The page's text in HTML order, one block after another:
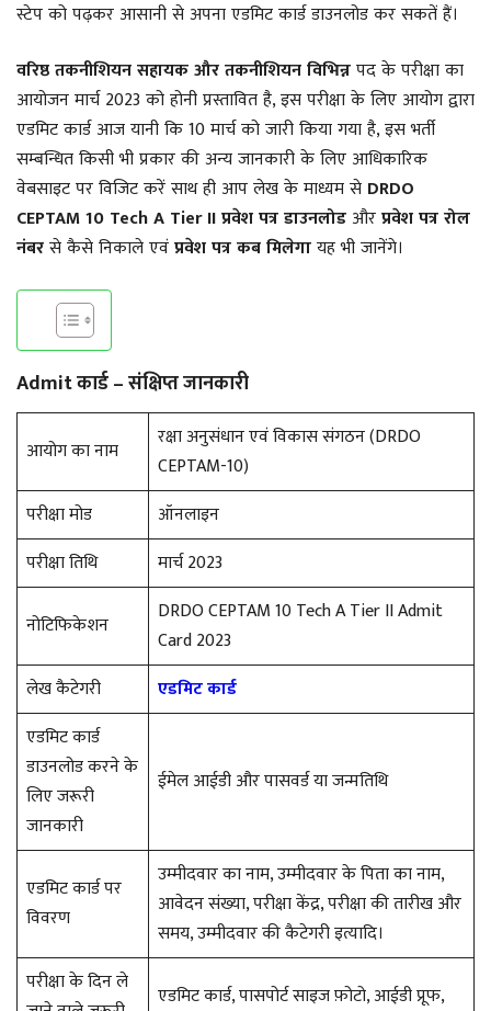
स्टेप को पढ़कर आसानी से अपना एडमिट कार्ड डाउनलोड कर सकतें हैं।
वरिष्ठ तकनीशियन सहायक और तकनीशियन विभिन्नपद के परीक्षा का
आयोजन मार्च 2023 को होनी प्रस्तावित है, इस परीक्षा के लिए आयोग द्वारा
एडमिट कार्ड आज यानी कि 10 मार्च को जारी किया गया है, इस भर्ती
सम्बन्धित किसी भी प्रकार की अन्य जानकारी के लिए आधिकारिक
वेबसाइट पर विजिट करें साथ ही आप लेख के माध्यम से DRDO
CEPTAM 10 Tech A Tier IIप्रवेश पत्र डाउनलोड औरप्रवेश पत्र रोल
नंबरसे कैसे निकाले एवंप्रवेश पत्र कब मिलेगायह भी जानेंगे।
Admit कार्ड – संक्षिप्त जानकारी
आयोग का नाम
रक्षा अनुसंधान एवं विकास संगठन (DRDO
CEPTAM-10)
परीक्षा मोड
ऑनलाइन
परीक्षा तिथि
मार्च 2023
नोटिफिकेशन
DRDO CEPTAM 10 Tech A Tier II Admit
Card 2023
लेख कैटेगरी
एडमिट कार्ड
एडमिट कार्ड
डाउनलोड करने के
लिए जरूरी
जानकारी
ईमेल आईडी और पासवर्ड या जन्मतिथि
एडमिट कार्ड पर
विवरण
उम्मीदवार का नाम, उम्मीदवार के पिता का नाम,
आवेदन संख्या, परीक्षा केंद्र, परीक्षा की तारीख और
समय, उम्मीदवार की कैटेगरी इत्यादि।
परीक्षा के दिन ले
एडमिट कार्ड, पासपोर्ट साइज फ़ोटो, आईडी प्रूफ,